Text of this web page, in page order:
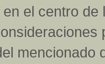
el centro
mencionado